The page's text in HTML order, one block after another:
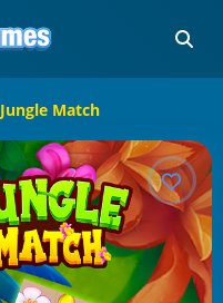
Jungle Match